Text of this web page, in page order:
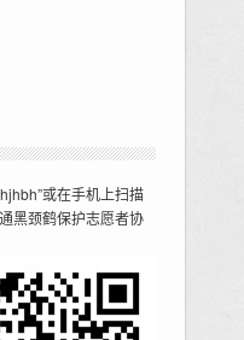
或在手机上扫描
黑颈鹤保护志愿者协